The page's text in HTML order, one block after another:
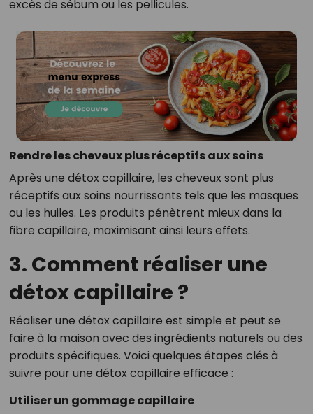
excès de sébum ou les pellicules.
Rendre les cheveux plus réceptifs aux soins
Après une détox capillaire, les cheveux sont plus
réceptifs aux soins nourrissants tels que les masques
ou les huiles. Les produits pénètrent mieux dans la
fibre capillaire, maximisant ainsi leurs effets.
3. Comment réaliser une
détox capillaire ?
Réaliser une détox capillaire est simple et peut se
faire à la maison avec des ingrédients naturels ou des
produits spécifiques. Voici quelques étapes clés à
suivre pour une détox capillaire efficace :
Utiliser un gommage capillaire